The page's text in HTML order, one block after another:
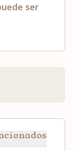
ser